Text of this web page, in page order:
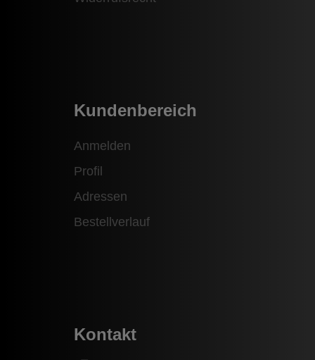
Kundenbereich
Anmelden
Profil
Adressen
Bestellverlauf
Kontakt